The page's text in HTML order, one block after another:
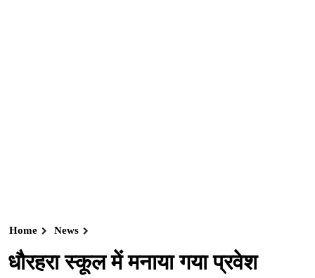
Home News
धौरहरा स्कूल में मनाया गया प्रवेश